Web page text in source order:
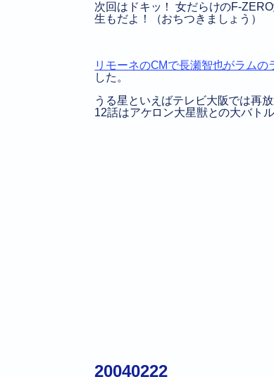
次回はドキッ！ 女だらけのF-
生もだよ！（おちつきましょう）
リモーネのCMで長瀬智也がラムの
した。
うる星といえばテレビ大阪では再
12話はアケロン大星獣との大バト
20040222